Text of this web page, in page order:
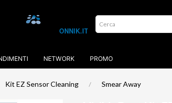
NETWORK PROMO
Kit EZ Sensor Cleaning Smear Away